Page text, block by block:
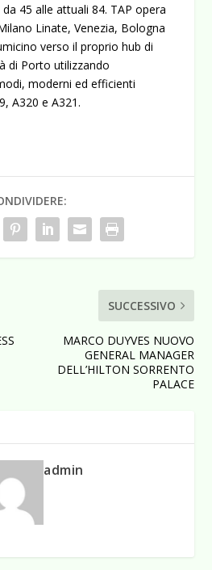
45 alle attuali 84. TAP opera
Linate, Venezia, Bologna
verso il proprio hub di
di Porto utilizzando
moderni ed efficienti
A320 e A321.
SUCCESSIVO
MARCO DUYVES NUOVO
GENERAL MANAGER
DELL’HILTON SORRENTO
PALACE
admin